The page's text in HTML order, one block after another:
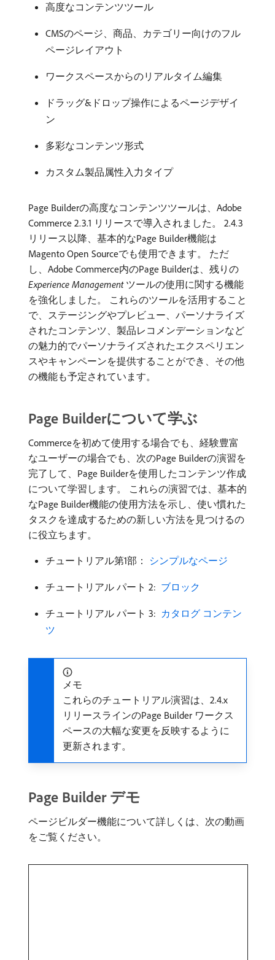
高度なコンテンツツール
CMSのページ、商品、カテゴリー向けのフル
ページレイアウト
ワークスペースからのリアルタイム編集
ドラッグ&ドロップ操作によるページデザイ
ン
多彩なコンテンツ形式
カスタム製品属性入力タイプ
Page Builderの高度なコンテンツツールは、Adobe
Commerce 2.3.1 リリースで導入されました。 2.4.3
リリース以降、基本的なPage Builder機能は
Magento Open Sourceでも使用できます。 ただ
し、Adobe Commerce内のPage Builderは、残りの​
Experience Managementツールの使用に関する機能
を強化しました。 これらのツールを活用すること
で、ステージングやプレビュー、パーソナライズ
されたコンテンツ、製品レコメンデーションなど
の魅力的でパーソナライズされたエクスペリエン
スやキャンペーンを提供することができ、その他
の機能も予定されています。
Page Builderについて学ぶ
Commerceを初めて使用する場合でも、経験豊富
なユーザーの場合でも、次のPage Builderの演習を
完了して、Page Builderを使用したコンテンツ作成
について学習します。 これらの演習では、基本的
なPage Builder機能の使用方法を示し、使い慣れた
タスクを達成するための新しい方法を見つけるの
に役立ちます。
チュートリアル第1部： ​ シンプルなページ ​
チュートリアル パート 2: ​ ブロック ​
チュートリアル パート 3: ​ カタログ コンテン
ツ ​
メモ
これらのチュートリアル演習は、2.4.x
リリースラインのPage Builder ワークス
ペースの大幅な変更を反映するように
更新されます。
Page Builder デモ
ページビルダー機能について詳しくは、次の動画
をご覧ください。